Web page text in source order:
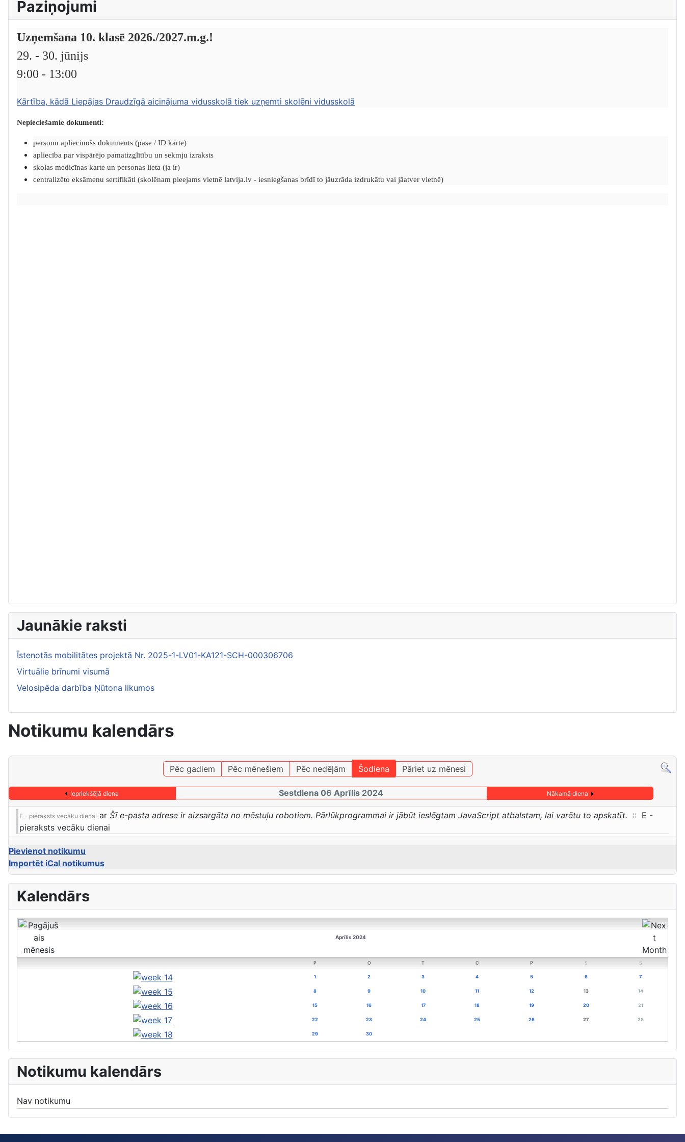
Paziņojumi
Uzņemšana 10. klasē 2026./2027.m.g.!
29. - 30. jūnijs
9:00 - 13:00
Kārtība, kādā Liepājas Draudzīgā aicinājuma vidusskolā tiek uzņemti skolēni vidusskolā
Nepieciešamie dokumenti:
personu apliecinošs dokuments (pase / ID karte)
apliecība par vispārējo pamatizglītību un sekmju izraksts
skolas medicīnas karte un personas lieta (ja ir)
centralizēto eksāmenu sertifikāti (skolēnam pieejams vietnē latvija.lv - iesniegšanas brīdī to jāuzrāda izdrukātu vai jāatver vietnē)
Jaunākie raksti
Īstenotās mobilitātes projektā Nr. 2025-1-LV01-KA121-SCH-000306706
Virtuālie brīnumi visumā
Velosipēda darbība Ņūtona likumos
Notikumu kalendārs
Pēc gadiem Pēc mēnešiem Pēc nedēļām Šodiena Pāriet uz mēnesi
Iepriekšējā diena Sestdiena 06 Aprīlis 2024 Nākamā diena
E - pieraksts vecāku dienai ar Šī e-pasta adrese ir aizsargāta no mēstuļu robotiem. Pārlūkprogrammai ir jābūt ieslēgtam JavaScript atbalstam, lai varētu to apskatīt. :: E -
pieraksts vecāku dienai
Pievienot notikumu
Importēt iCal notikumus
Kalendārs
Aprīlis 2024
P O T C P S S
1 2 3 4 5 6 7
8 9 10 11 12 13 14
15 16 17 18 19 20 21
22 23 24 25 26 27 28
29 30
Notikumu kalendārs
Nav notikumu